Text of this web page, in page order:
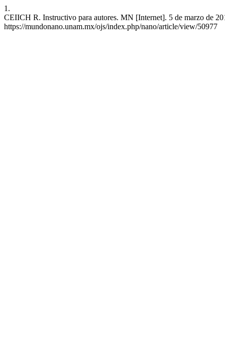
1.
CEIICH R. Instructivo para autores. MN [Internet]. 5 de marzo de
https://mundonano.unam.mx/ojs/index.php/nano/article/view/50977